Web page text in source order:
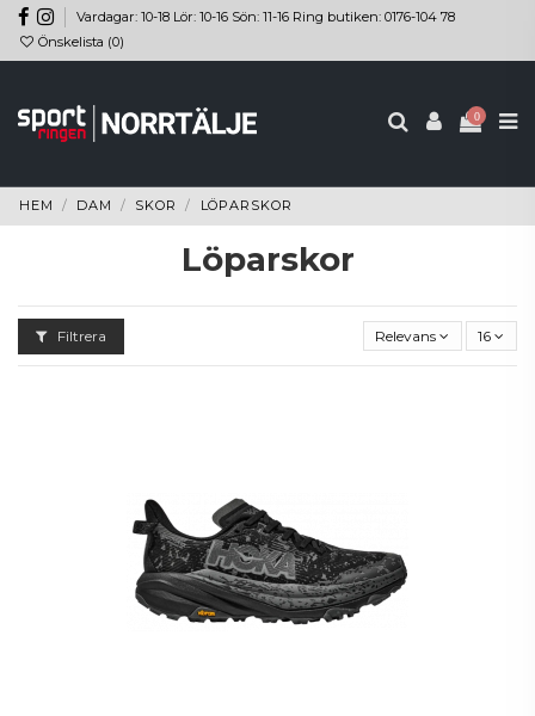
Vardagar: 10-18 Lör: 10-16 Sön: 11-16 Ring butiken: 0176-104 78
Önskelista (0)
0
HEM DAM SKOR LÖPARSKOR
Löparskor
Filtrera Relevans 16